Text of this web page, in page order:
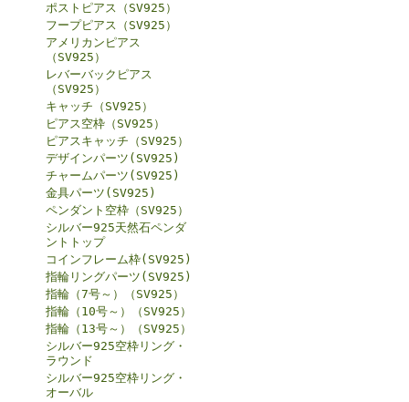
ポストピアス（SV925）
フープピアス（SV925）
アメリカンピアス
（SV925）
レバーバックピアス
（SV925）
キャッチ（SV925）
ピアス空枠（SV925）
ピアスキャッチ（SV925）
デザインパーツ(SV925)
チャームパーツ(SV925)
金具パーツ(SV925)
ペンダント空枠（SV925）
シルバー925天然石ペンダ
ントトップ
コインフレーム枠(SV925)
指輪リングパーツ(SV925)
指輪（7号～）（SV925）
指輪（10号～）（SV925）
指輪（13号～）（SV925）
シルバー925空枠リング・
ラウンド
シルバー925空枠リング・
オーバル